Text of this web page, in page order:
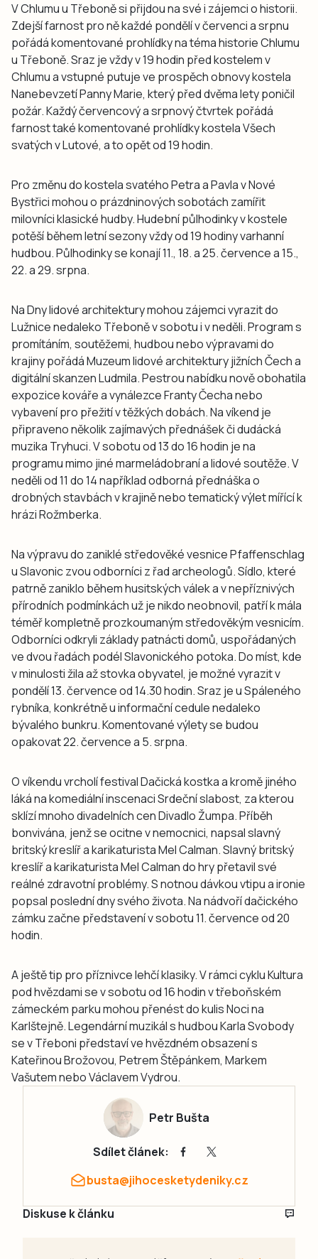
V Chlumu u Třeboně si přijdou na své i zájemci o historii.
Zdejší farnost pro ně každé pondělí v červenci a srpnu
pořádá komentované prohlídky na téma historie Chlumu
u Třeboně. Sraz je vždy v 19 hodin před kostelem v
Chlumu a vstupné putuje ve prospěch obnovy kostela
Nanebevzetí Panny Marie, který před dvěma lety poničil
požár. Každý červencový a srpnový čtvrtek pořádá
farnost také komentované prohlídky kostela Všech
svatých v Lutové, a to opět od 19 hodin.
Pro změnu do kostela svatého Petra a Pavla v Nové
Bystřici mohou o prázdninových sobotách zamířit
milovníci klasické hudby. Hudební půlhodinky v kostele
potěší během letní sezony vždy od 19 hodiny varhanní
hudbou. Půlhodinky se konají 11., 18. a 25. července a 15.,
22. a 29. srpna.
Na Dny lidové architektury mohou zájemci vyrazit do
Lužnice nedaleko Třeboně v sobotu i v neděli. Program s
promítáním, soutěžemi, hudbou nebo výpravami do
krajiny pořádá Muzeum lidové architektury jižních Čech a
digitální skanzen Ludmila. Pestrou nabídku nově obohatila
expozice kováře a vynálezce Franty Čecha nebo
vybavení pro přežití v těžkých dobách. Na víkend je
připraveno několik zajímavých přednášek či dudácká
muzika Tryhuci. V sobotu od 13 do 16 hodin je na
programu mimo jiné marmeládobraní a lidové soutěže. V
neděli od 11 do 14 například odborná přednáška o
drobných stavbách v krajině nebo tematický výlet mířící k
hrázi Rožmberka.
Na výpravu do zaniklé středověké vesnice Pfaffenschlag
u Slavonic zvou odborníci z řad archeologů. Sídlo, které
patrně zaniklo během husitských válek a v nepříznivých
přírodních podmínkách už je nikdo neobnovil, patří k mála
téměř kompletně prozkoumaným středověkým vesnicím.
Odborníci odkryli základy patnácti domů, uspořádaných
ve dvou řadách podél Slavonického potoka. Do míst, kde
v minulosti žila až stovka obyvatel, je možné vyrazit v
pondělí 13. července od 14.30 hodin. Sraz je u Spáleného
rybníka, konkrétně u informační cedule nedaleko
bývalého bunkru. Komentované výlety se budou
opakovat 22. července a 5. srpna.
O víkendu vrcholí festival Dačická kostka a kromě jiného
láká na komediální inscenaci Srdeční slabost, za kterou
sklízí mnoho divadelních cen Divadlo Žumpa. Příběh
bonvivána, jenž se ocitne v nemocnici, napsal slavný
britský kreslíř a karikaturista Mel Calman. Slavný britský
kreslíř a karikaturista Mel Calman do hry přetavil své
reálné zdravotní problémy. S notnou dávkou vtipu a ironie
popsal poslední dny svého života. Na nádvoří dačického
zámku začne představení v sobotu 11. července od 20
hodin.
A ještě tip pro příznivce lehčí klasiky. V rámci cyklu Kultura
pod hvězdami se v sobotu od 16 hodin v třeboňském
zámeckém parku mohou přenést do kulis Noci na
Karlštejně. Legendární muzikál s hudbou Karla Svobody
se v Třeboni představí ve hvězdném obsazení s
Kateřinou Brožovou, Petrem Štěpánkem, Markem
Vašutem nebo Václavem Vydrou.
Petr Bušta
Sdílet článek:
busta@jihocesketydeniky.cz
Diskuse k článku